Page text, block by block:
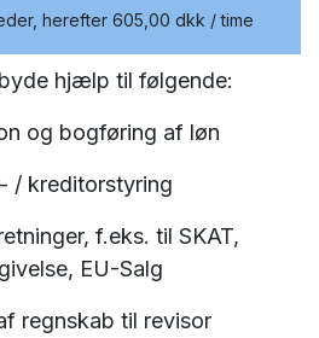
herefter 605,00 dkk / time
hjælp til følgende:
og bogføring af løn
/ kreditorstyring
f.eks. til SKAT,
EU-Salg
regnskab til revisor